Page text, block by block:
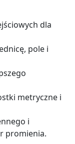
dla
pole i
metryczne i
i
promienia.